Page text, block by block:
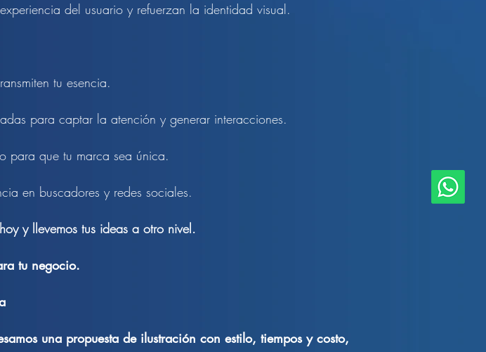
del usuario y refuerzan la identidad visual.
tu esencia.
para captar la atención y generar interacciones.
para que tu marca sea única.
en buscadores y redes sociales.
y llevemos tus ideas a otro nivel.
tu negocio.
una propuesta de ilustración con estilo, tiempos y costo,